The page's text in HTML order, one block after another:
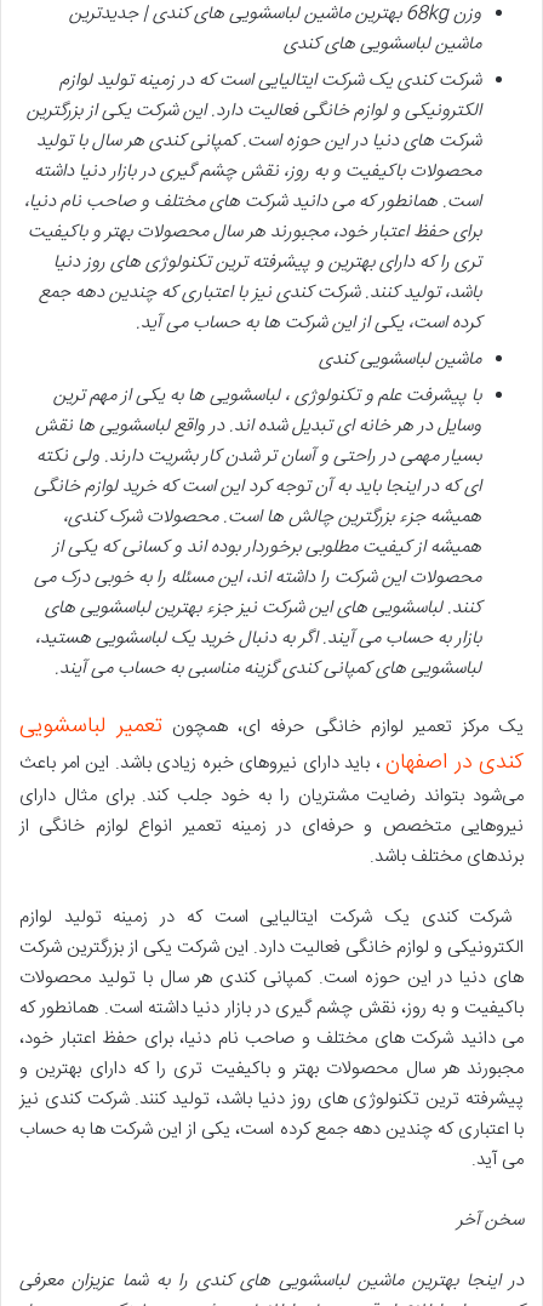
وزن
68kg
بهترین ماشین لباسشویی های کندی | جدیدترین
ماشین لباسشویی های کندی
شرکت کندی یک شرکت ایتالیایی است که در زمینه تولید لوازم
الکترونیکی و لوازم خانگی فعالیت دارد. این شرکت یکی از بزرگترین
شرکت های دنیا در این حوزه است. کمپانی کندی هر سال با تولید
محصولات باکیفیت و به روز، نقش چشم گیری در بازار دنیا داشته
است. همانطور که می دانید شرکت های مختلف و صاحب نام دنیا،
برای حفظ اعتبار خود، مجبورند هر سال محصولات بهتر و باکیفیت
تری را که دارای بهترین و پیشرفته ترین تکنولوژی های روز دنیا
باشد، تولید کنند. شرکت کندی نیز با اعتباری که چندین دهه جمع
کرده است، یکی از این شرکت ها به حساب می آید.
ماشین لباسشویی کندی
با پیشرفت علم و تکنولوژی ، لباسشویی ها به یکی از مهم ترین
وسایل در هر خانه ای تبدیل شده اند. در واقع لباسشویی ها نقش
بسیار مهمی در راحتی و آسان تر شدن کار بشریت دارند. ولی نکته
ای که در اینجا باید به آن توجه کرد این است که خرید لوازم خانگی
همیشه جزء بزرگترین چالش ها است. محصولات شرک کندی،
همیشه از کیفیت مطلوبی برخوردار بوده اند و کسانی که یکی از
محصولات این شرکت را داشته اند، این مسئله را به خوبی درک می
کنند. لباسشویی های این شرکت نیز جزء بهترین لباسشویی های
بازار به حساب می آیند. اگر به دنبال خرید یک لباسشویی هستید،
لباسشویی های کمپانی کندی گزینه مناسبی به حساب می آیند.
یک مرکز تعمیر لوازم خانگی حرفه ای، همچون تعمیر لباسشویی
کندی در اصفهان، باید دارای نیروهای خبره زیادی باشد. این امر باعث
می‌شود بتواند رضایت مشتریان را به خود جلب کند. برای مثال دارای
نیروهایی متخصص و حرفه‌ای در زمینه تعمیر انواع لوازم خانگی از
برندهای مختلف باشد.
شرکت کندی یک شرکت ایتالیایی است که در زمینه تولید لوازم
الکترونیکی و لوازم خانگی فعالیت دارد. این شرکت یکی از بزرگترین شرکت
های دنیا در این حوزه است. کمپانی کندی هر سال با تولید محصولات
باکیفیت و به روز، نقش چشم گیری در بازار دنیا داشته است. همانطور که
می دانید شرکت های مختلف و صاحب نام دنیا، برای حفظ اعتبار خود،
مجبورند هر سال محصولات بهتر و باکیفیت تری را که دارای بهترین و
پیشرفته ترین تکنولوژی های روز دنیا باشد، تولید کنند. شرکت کندی نیز
با اعتباری که چندین دهه جمع کرده است، یکی از این شرکت ها به حساب
می آید.
سخن آخر
در اینجا بهترین ماشین لباسشویی های کندی را به شما عزیزان معرفی